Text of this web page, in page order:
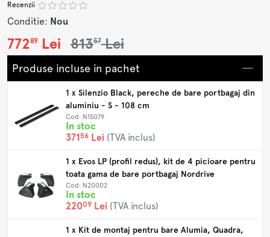
Recenzii
Conditie: Nou
77289Lei 81357Lei
Produse incluse in pachet
1 x Silenzio Black, pereche de bare portbagaj din
aluminiu - S - 108 cm
Cod: N15079
In stoc
37156 Lei (TVA inclus)
1 x Evos LP (profil redus), kit de 4 picioare pentru
toata gama de bare portbagaj Nordrive
Cod: N20002
In stoc
22009 Lei (TVA inclus)
1 x Kit de montaj pentru bare Alumia, Quadra,